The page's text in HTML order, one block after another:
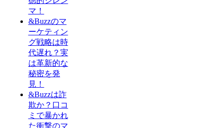
マ！
&Buzzのマ
ーケティン
グ戦略は時
代遅れ？実
は革新的な
秘密を発
見！
&Buzzは詐
欺か？口コ
ミで暴かれ
た衝撃のマ